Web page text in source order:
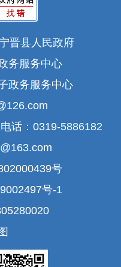
晋县人民政府
务服务中心
政务服务中心
话：0319-5886182
号
号-1